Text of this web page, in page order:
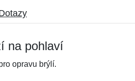
na pohlaví
opravu brýlí.